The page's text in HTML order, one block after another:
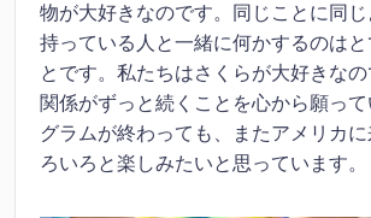
物が大好きなのです。同じことに同
持っている人と一緒に何かするのはと
とです。私たちはさくらが大好きな
関係がずっと続くことを心から願って
グラムが終わっても、またアメリカ
ろいろと楽しみたいと思っています。